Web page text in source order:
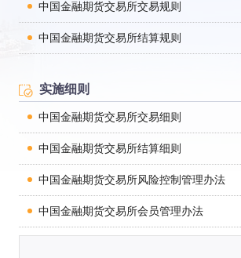
中国金融期货交易所交易规则
中国金融期货交易所结算规则
实施细则
中国金融期货交易所交易细则
中国金融期货交易所结算细则
中国金融期货交易所风险控制管理办法
中国金融期货交易所会员管理办法